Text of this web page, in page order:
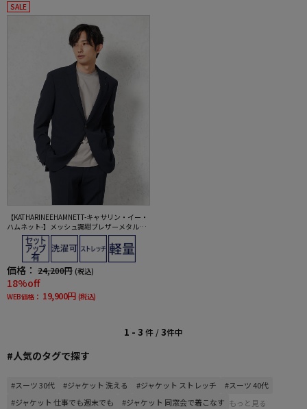
SALE
【KATHARINEEHAMNETT-キャサリン・イー・
ハムネット-】メッシュ調紺ブレザーメタルボ
タン【セットアップ商品有】軽量イージーケ
アネイビー無地春夏
価格： 24,200円 (税込)
18%off
WEB価格： 19,900円 (税込)
1 - 3 件 /3件中
#人気のタグで探す
#スーツ 30代 #ジャケット 洗える #ジャケット ストレッチ
#スーツ 40代
#ジャケット 仕事でも週末でも
#ジャケット 同窓会で着こなす もっと見る